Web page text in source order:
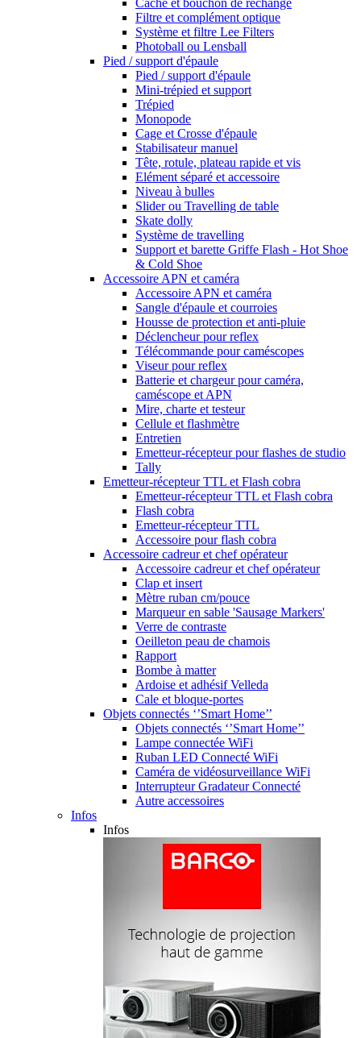
Cache et bouchon de rechange
Filtre et complément optique
Système et filtre Lee Filters
Photoball ou Lensball
Pied / support d'épaule
Pied / support d'épaule
Mini-trépied et support
Trépied
Monopode
Cage et Crosse d'épaule
Stabilisateur manuel
Tête, rotule, plateau rapide et vis
Elément séparé et accessoire
Niveau à bulles
Slider ou Travelling de table
Skate dolly
Système de travelling
Support et barette Griffe Flash - Hot Shoe
& Cold Shoe
Accessoire APN et caméra
Accessoire APN et caméra
Sangle d'épaule et courroies
Housse de protection et anti-pluie
Déclencheur pour reflex
Télécommande pour caméscopes
Viseur pour reflex
Batterie et chargeur pour caméra,
caméscope et APN
Mire, charte et testeur
Cellule et flashmètre
Entretien
Emetteur-récepteur pour flashes de studio
Tally
Emetteur-récepteur TTL et Flash cobra
Emetteur-récepteur TTL et Flash cobra
Flash cobra
Emetteur-récepteur TTL
Accessoire pour flash cobra
Accessoire cadreur et chef opérateur
Accessoire cadreur et chef opérateur
Clap et insert
Mètre ruban cm/pouce
Marqueur en sable 'Sausage Markers'
Verre de contraste
Oeilleton peau de chamois
Rapport
Bombe à matter
Ardoise et adhésif Velleda
Cale et bloque-portes
Objets connectés ‘’Smart Home’’
Objets connectés ‘’Smart Home’’
Lampe connectée WiFi
Ruban LED Connecté WiFi
Caméra de vidéosurveillance WiFi
Interrupteur Gradateur Connecté
Autre accessoires
Infos
Infos